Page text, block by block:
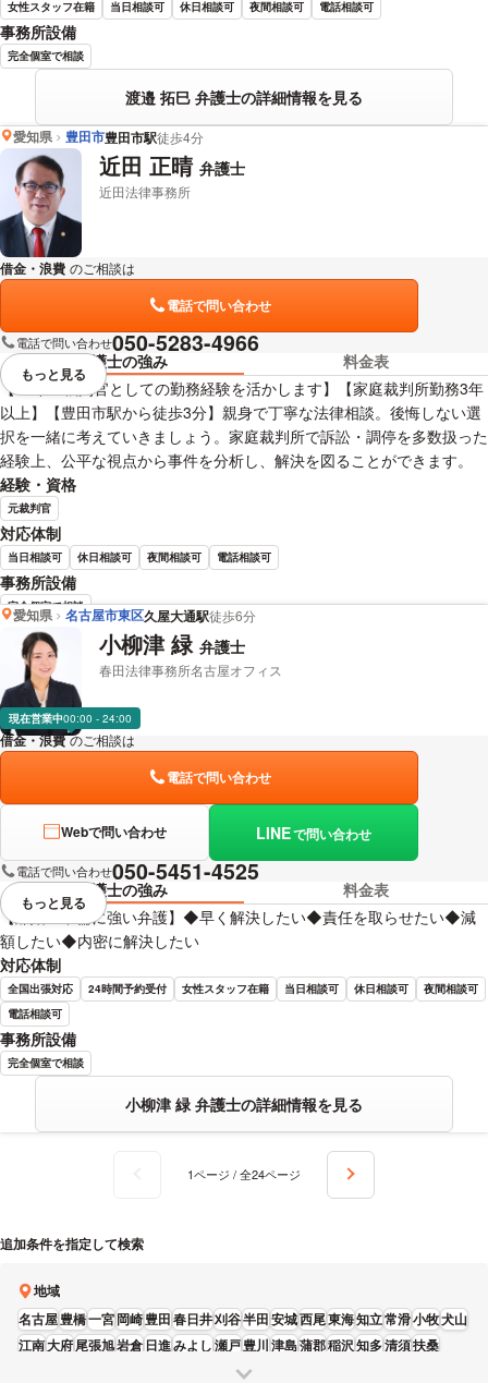
女性スタッフ在籍 当日相談可 休日相談可 夜間相談可 電話相談可
事務所設備
完全個室で相談
渡邉 拓巳 弁護士の詳細情報を見る
愛知県 豊田市豊田市駅徒歩4分
近田 正晴 弁護士
近田法律事務所
借金・浪費 のご相談は
電話で問い合わせ
電話で問い合わせ050-5283-4966
弁護士の強み
料金表
【30年の裁判官としての勤務経験を活かします】【家庭裁判所勤務3年
以上】【豊田市駅から徒歩3分】親身で丁寧な法律相談。後悔しない選
択を一緒に考えていきましょう。家庭裁判所で訴訟・調停を多数扱った
経験上、公平な視点から事件を分析し、解決を図ることができます。
経験・資格
元裁判官
対応体制
当日相談可 休日相談可 夜間相談可 電話相談可
事務所設備
完全個室で相談
近田 正晴 弁護士の詳細情報を見る
視覚的に省略されている要素を
もっと見る
愛知県 名古屋市東区久屋大通駅徒歩6分
小柳津 緑 弁護士
春田法律事務所名古屋オフィス
現在営業中00:00 - 24:00
借金・浪費 のご相談は
電話で問い合わせ
Webで問い合わせ LINEで問い合わせ
電話で問い合わせ050-5451-4525
弁護士の強み
料金表
【離婚・不倫に強い弁護】◆早く解決したい◆責任を取らせたい◆減
額したい◆内密に解決したい
対応体制
全国出張対応 24時間予約受付 女性スタッフ在籍 当日相談可 休日相談可
夜間相談可
電話相談可
事務所設備
完全個室で相談
小柳津 緑 弁護士の詳細情報を見る
視覚的に省略されている要素を
もっと見る
1ページ / 全24ページ
追加条件を指定して検索
地域
名古屋豊橋一宮岡崎豊田春日井刈谷半田安城西尾東海知立常滑小牧犬山
江南大府尾張旭岩倉日進みよし瀬戸豊川津島蒲郡稲沢知多清須扶桑